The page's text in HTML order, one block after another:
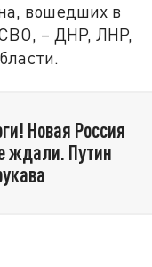
вошедших в
СВО, – ДНР, ЛНР,
Новая Россия
ждали. Путин